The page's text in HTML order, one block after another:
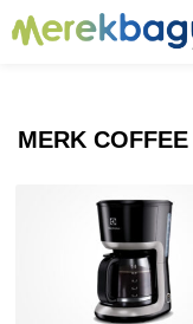
MERK